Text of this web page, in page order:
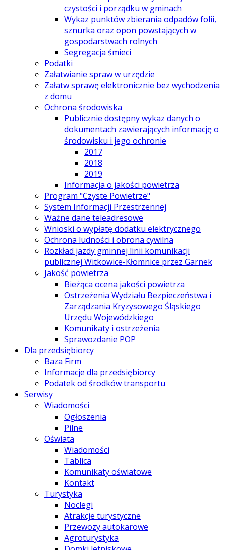
czystości i porządku w gminach
Wykaz punktów zbierania odpadów folii,
sznurka oraz opon powstających w
gospodarstwach rolnych
Segregacja śmieci
Podatki
Załatwianie spraw w urzędzie
Załatw sprawę elektronicznie bez wychodzenia
z domu
Ochrona środowiska
Publicznie dostępny wykaz danych o
dokumentach zawierających informację o
środowisku i jego ochronie
2017
2018
2019
Informacja o jakości powietrza
Program "Czyste Powietrze"
System Informacji Przestrzennej
Ważne dane teleadresowe
Wnioski o wypłatę dodatku elektrycznego
Ochrona ludności i obrona cywilna
Rozkład jazdy gminnej linii komunikacji
publicznej Witkowice-Kłomnice przez Garnek
Jakość powietrza
Bieżąca ocena jakości powietrza
Ostrzeżenia Wydziału Bezpieczeństwa i
Zarządzania Kryzysowego Śląskiego
Urzędu Wojewódzkiego
Komunikaty i ostrzeżenia
Sprawozdanie POP
Dla przedsiębiorcy
Baza Firm
Informacje dla przedsiębiorcy
Podatek od środków transportu
Serwisy
Wiadomości
Ogłoszenia
Pilne
Oświata
Wiadomości
Tablica
Komunikaty oświatowe
Kontakt
Turystyka
Noclegi
Atrakcje turystyczne
Przewozy autokarowe
Agroturystyka